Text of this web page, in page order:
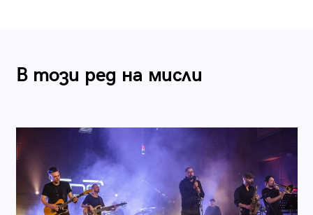
В този ред на мисли